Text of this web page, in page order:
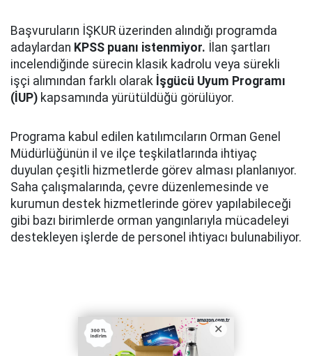
Başvuruların İŞKUR üzerinden alındığı programda
adaylardan KPSS puanı istenmiyor. İlan şartları
incelendiğinde sürecin klasik kadrolu veya sürekli
işçi alımından farklı olarak İşgücü Uyum Programı
(İUP) kapsamında yürütüldüğü görülüyor.
Programa kabul edilen katılımcıların Orman Genel
Müdürlüğünün il ve ilçe teşkilatlarında ihtiyaç
duyulan çeşitli hizmetlerde görev alması planlanıyor.
Saha çalışmalarında, çevre düzenlemesinde ve
kurumun destek hizmetlerinde görev yapılabileceği
gibi bazı birimlerde orman yangınlarıyla mücadeleyi
destekleyen işlerde de personel ihtiyacı bulunabiliyor.